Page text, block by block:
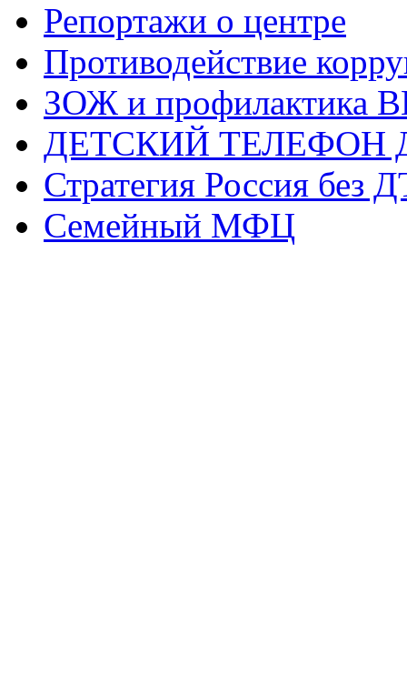
Репортажи о центре
Противодействие
ЗОЖ и профилактика
ДЕТСКИЙ ТЕЛЕФОН
Стратегия Россия без
Семейный МФЦ